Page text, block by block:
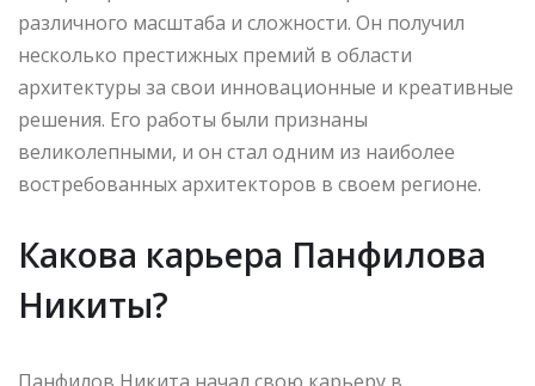
различного масштаба и сложности. Он получил
несколько престижных премий в области
архитектуры за свои инновационные и креативные
решения. Его работы были признаны
великолепными, и он стал одним из наиболее
востребованных архитекторов в своем регионе.
Какова карьера Панфилова
Никиты?